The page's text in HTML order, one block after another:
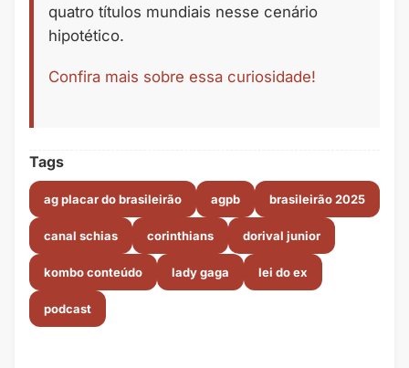
quatro títulos mundiais nesse cenário
hipotético.
Confira mais sobre essa curiosidade!
Tags
ag placar do brasileirão agpb brasileirão 2025
canal schias corinthians dorival junior
kombo conteúdo lady gaga lei do ex
podcast